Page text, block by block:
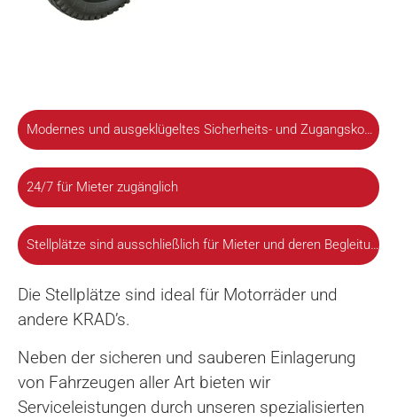
Modernes und ausgeklügeltes Sicherheits- und Zugangskonzept
24/7 für Mieter zugänglich
Stellplätze sind ausschließlich für Mieter und deren Begleitung zugänglich
Die Stellplätze sind ideal für Motorräder und
andere KRAD’s.
Neben der sicheren und sauberen Einlagerung
von Fahrzeugen aller Art bieten wir
Serviceleistungen durch unseren spezialisierten